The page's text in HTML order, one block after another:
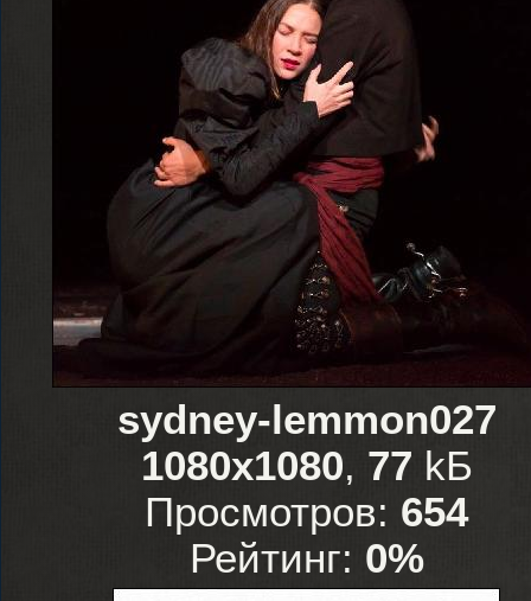
sydney-lemmon027
1080x1080, 77 kБ
Просмотров: 654
Рейтинг: 0%